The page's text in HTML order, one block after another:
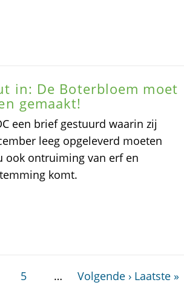
in: De Boterbloem moet
gemaakt!
een brief gestuurd waarin zij
leeg opgeleverd moeten
ook ontruiming van erf en
komt.
5 … Volgende › Laatste »